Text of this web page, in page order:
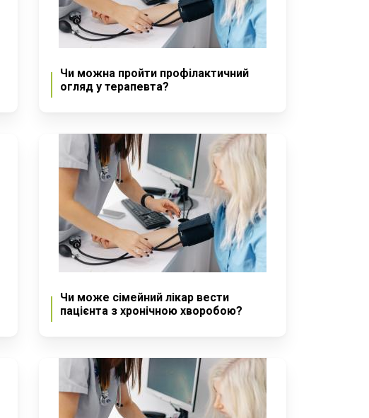
Чи можна пройти профілактичний
огляд у терапевта?
Чи може сімейний лікар вести
пацієнта з хронічною хворобою?